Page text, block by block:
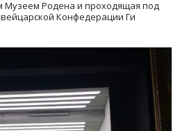
Музеем Родена и проходящая под
Конфедерации Ги